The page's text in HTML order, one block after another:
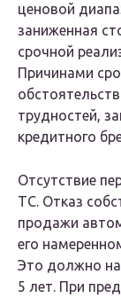
ценовой
заниженная
срочной
Причинами
трудностей,
кредитного
Отсутствие
ТС. Отказ
продажи
его
Это должно
5 лет. При